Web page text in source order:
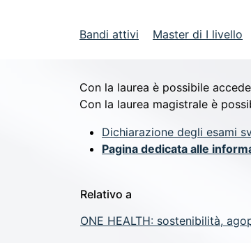
Bandi attivi Master di I livello
Con la laurea è possibile
Con la laurea magistrale è
Dichiarazione degli esami
Pagina dedicata alle
Relativo a
ONE HEALTH: sostenibilità,